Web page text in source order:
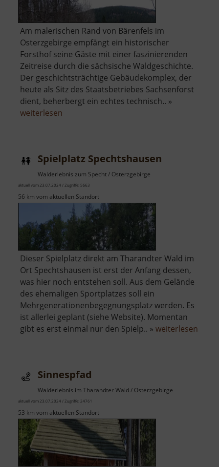
Am malerischen Rand von Bärenfels im
Osterzgebirge empfängt ein historischer
Forsthof seine Gäste mit einer faszinierenden
Zeitreise durch die sächsische Waldgeschichte.
Der geschichtsträchtige Gebäudekomplex, der
heute als Sitz des Staatsbetriebes Sachsenforst
dient, beherbergt ein echtes technisch.. »
weiterlesen
Arboretum
Spielplatz Spechtshausen
Walderlebnis zum Specht / Osterzgebirge
aktuell vom 23.07.2024 / Zugriffe: 5663
56 km vom aktuellen Standort
Dieser Spielplatz direkt am Tharandter Wald im
Ort Spechtshausen ist erst der Anfang dessen,
was hier noch entstehen soll. Aus dem Gelände
des ehemaligen Sportplatzes soll ein
Mehrgenerationenbegegnungsplatz werden. Es
ist allerlei geplant (siehe Website). Momentan
gibt es erst einmal nur den Spielp.. » weiterlesen
Sinnespfad
Walderlebnis im Tharandter Wald / Osterzgebirge
aktuell vom 23.07.2024 / Zugriffe: 24761
53 km vom aktuellen Standort